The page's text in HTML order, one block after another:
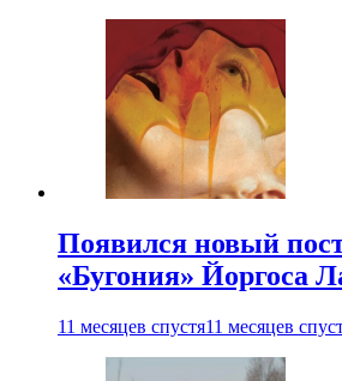
Появился новый
«Бугония» Йоргоса
11 месяцев спустя11 месяцев